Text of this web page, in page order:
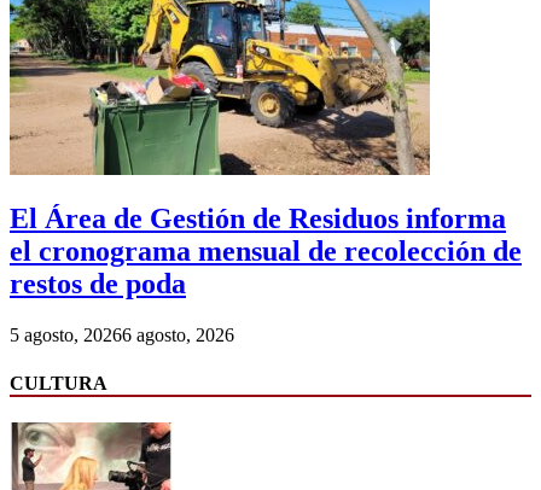
El Área de Gestión de Residuos informa
el cronograma mensual de recolección de
restos de poda
5 agosto, 20266 agosto, 2026
CULTURA